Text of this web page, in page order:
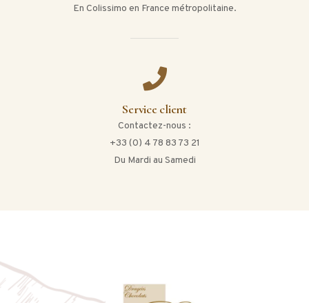
En Colissimo en France métropolitaine.
Service client
Contactez-nous :
+33 (0) 4 78 83 73 21
Du Mardi au Samedi